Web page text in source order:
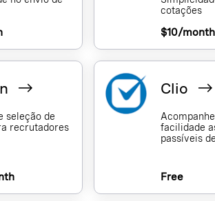
cotações
$10/month
seleção de
recrutadores
Clio
facilidade
passíveis
Free